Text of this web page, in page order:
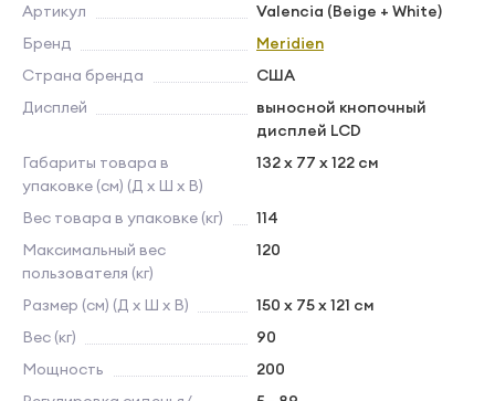
Артикул
Valencia (Beige + White)
Бренд
Meridien
Страна бренда
США
Дисплей
выносной кнопочный
дисплей LCD
Габариты товара в
упаковке (см) (Д х Ш х В)
132 x 77 x 122 см
Вес товара в упаковке (кг)
114
Максимальный вес
пользователя (кг)
120
Размер (см) (Д х Ш х В)
150 x 75 x 121 см
Вес (кг)
90
Мощность
200